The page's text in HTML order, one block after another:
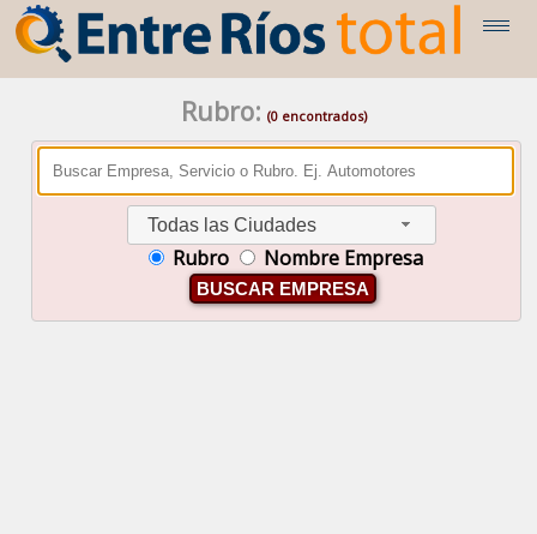
Rubro: (0 encontrados)
Todas las Ciudades
Rubro Nombre Empresa
BUSCAR EMPRESA